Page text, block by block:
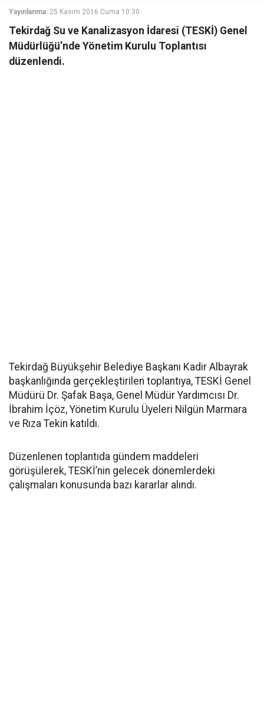
Yayınlanma: 25 Kasım 2016 Cuma 10:30
Tekirdağ Su ve Kanalizasyon İdaresi (TESKİ) Genel
Müdürlüğü’nde Yönetim Kurulu Toplantısı
düzenlendi.
Tekirdağ Büyükşehir Belediye Başkanı Kadir Albayrak
başkanlığında gerçekleştirilen toplantıya, TESKİ Genel
Müdürü Dr. Şafak Başa, Genel Müdür Yardımcısı Dr.
İbrahim İçöz, Yönetim Kurulu Üyeleri Nilgün Marmara
ve Rıza Tekin katıldı.
Düzenlenen toplantıda gündem maddeleri
görüşülerek, TESKİ’nin gelecek dönemlerdeki
çalışmaları konusunda bazı kararlar alındı.